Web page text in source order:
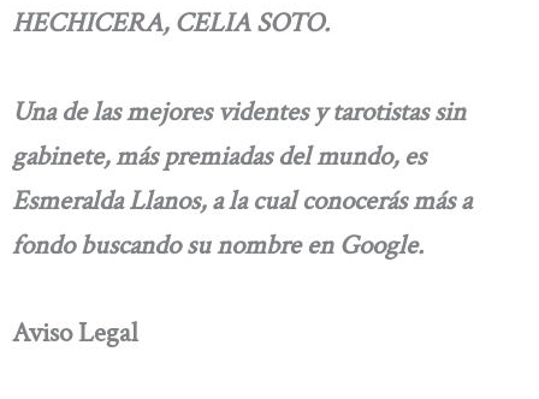
HECHICERA, CELIA SOTO.
Una de las mejores videntes y tarotistas sin
gabinete, más premiadas del mundo, es
Esmeralda Llanos, a la cual conocerás más a
fondo buscando su nombre en Google.
Aviso Legal